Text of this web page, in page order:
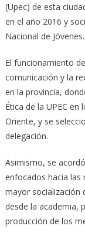
(Upec) de esta
en el año 2016 y
Nacional de Jóvenes.
El funcionamiento
comunicación y la
en la provincia,
Ética de la UPEC
Oriente, y se
delegación.
Asimismo, se
enfocados hacia las
mayor socialización
desde la academia,
producción de los